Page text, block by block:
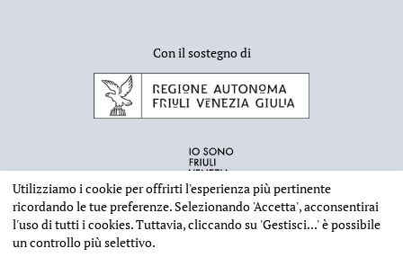
Con il sostegno di
Utilizziamo i cookie per offrirti l'esperienza più pertinente
ricordando le tue preferenze. Selezionando 'Accetta', acconsentirai
l'uso di tutti i cookies. Tuttavia, cliccando su 'Gestisci...'è possibile
un controllo più selettivo.